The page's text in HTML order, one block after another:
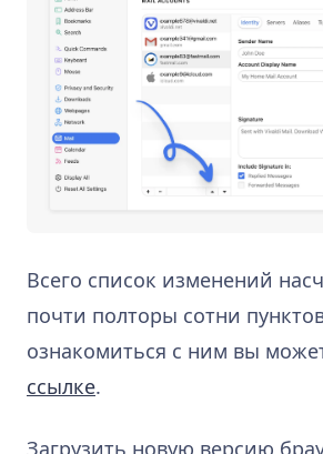
Всего список изменений
почти полторы сотни
ознакомиться с ним вы
ссылке.
Загрузить новую версию